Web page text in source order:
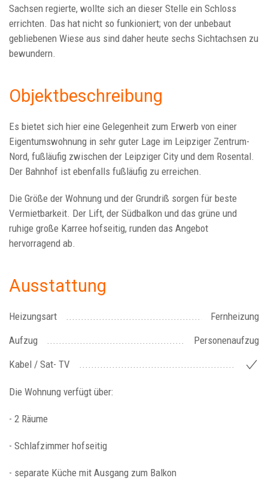
Sachsen regierte, wollte sich an dieser Stelle ein Schloss
errichten. Das hat nicht so funkioniert; von der unbebaut
gebliebenen Wiese aus sind daher heute sechs Sichtachsen zu
bewundern.
Objektbeschreibung
Es bietet sich hier eine Gelegenheit zum Erwerb von einer
Eigentumswohnung in sehr guter Lage im Leipziger Zentrum-
Nord, fußläufig zwischen der Leipziger City und dem Rosental.
Der Bahnhof ist ebenfalls fußläufig zu erreichen.
Die Größe der Wohnung und der Grundriß sorgen für beste
Vermietbarkeit. Der Lift, der Südbalkon und das grüne und
ruhige große Karree hofseitig, runden das Angebot
hervorragend ab.
Ausstattung
Heizungsart
Fernheizung
Aufzug
Personenaufzug
Kabel / Sat- TV
Die Wohnung verfügt über:
- 2 Räume
- Schlafzimmer hofseitig
- separate Küche mit Ausgang zum Balkon